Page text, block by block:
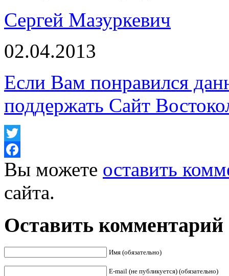
Сергей Мазуркевич
02.04.2013
Если Вам понравился
поддержать Сайт
Twitter
Facebook
Вы можете оставить
сайта.
Оставить комментарий
Имя (обязательно)
E-mail (не публикуется) (обязательно)